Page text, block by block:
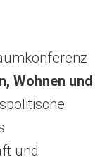
Wohnen und
und